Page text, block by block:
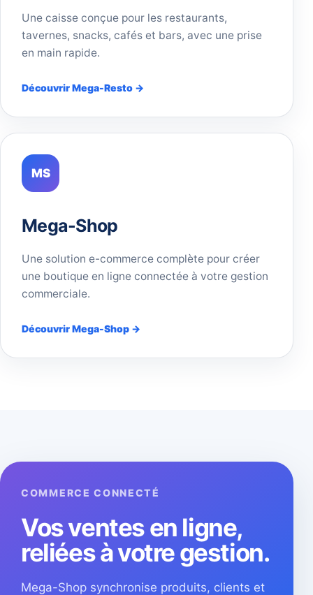
Une caisse conçue pour les restaurants,
tavernes, snacks, cafés et bars, avec une prise
en main rapide.
Découvrir Mega-Resto →
MS
Mega-Shop
Une solution e-commerce complète pour créer
une boutique en ligne connectée à votre gestion
commerciale.
Découvrir Mega-Shop →
COMMERCE CONNECTÉ
Vos ventes en ligne,
reliées à votre gestion.
Mega-Shop synchronise produits, clients et